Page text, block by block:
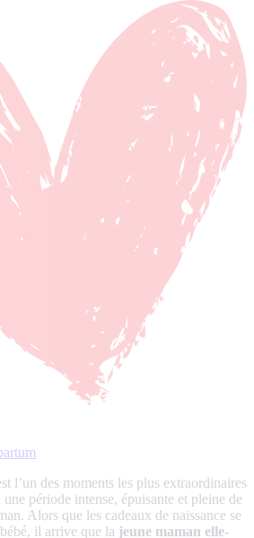
l’un des moments les plus extraordinaires
une période intense, épuisante et pleine de
Alors que les cadeaux de naissance se
il arrive que la jeune maman elle-